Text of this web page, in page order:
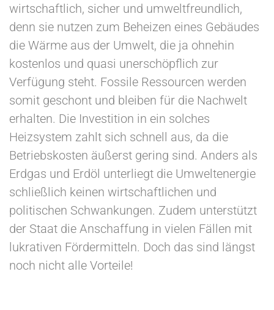
wirtschaftlich, sicher und umweltfreundlich,
denn sie nutzen zum Beheizen eines Gebäudes
die Wärme aus der Umwelt, die ja ohnehin
kostenlos und quasi unerschöpflich zur
Verfügung steht. Fossile Ressourcen werden
somit geschont und bleiben für die Nachwelt
erhalten. Die Investition in ein solches
Heizsystem zahlt sich schnell aus, da die
Betriebskosten äußerst gering sind. Anders als
Erdgas und Erdöl unterliegt die Umweltenergie
schließlich keinen wirtschaftlichen und
politischen Schwankungen. Zudem unterstützt
der Staat die Anschaffung in vielen Fällen mit
lukrativen Fördermitteln. Doch das sind längst
noch nicht alle Vorteile!